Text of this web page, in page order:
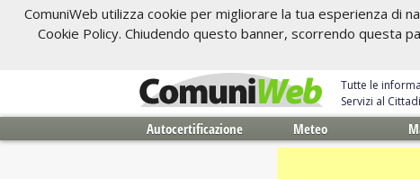
ComuniWeb utilizza cookie per migliorare la tua esperienza di
Cookie Policy. Chiudendo questo banner, scorrendo questa
Tutte le
Servizi al
Autocertificazione Meteo